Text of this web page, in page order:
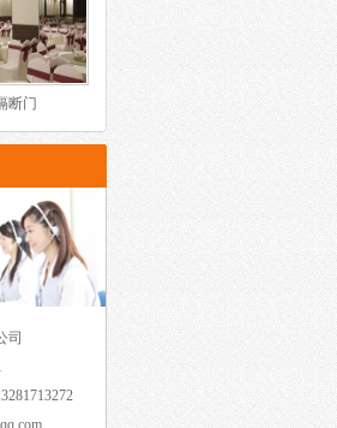
断门
司